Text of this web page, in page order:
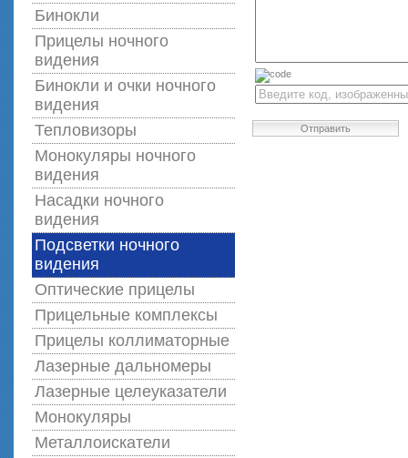
Бинокли
Прицелы ночного
видения
Бинокли и очки ночного
видения
Тепловизоры
Монокуляры ночного
видения
Насадки ночного
видения
Подсветки ночного
видения
Оптические прицелы
Прицельные комплексы
Прицелы коллиматорные
Лазерные дальномеры
Лазерные целеуказатели
Монокуляры
Металлоискатели
Отправить